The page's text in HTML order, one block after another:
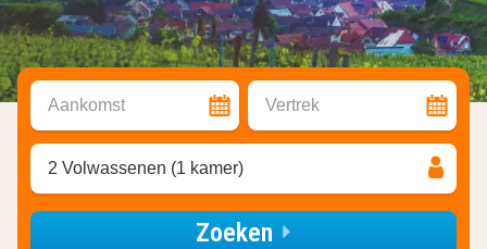
Aankomst Vertrek
2 Volwassenen (1 kamer)
Zoeken